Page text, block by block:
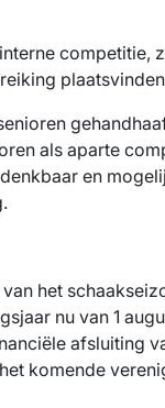
competitie,
als aparte
en
het
nu van 1
afsluiting
komende